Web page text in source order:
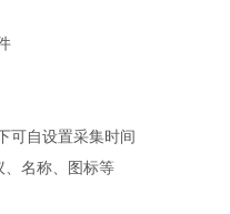
可自设置采集时间
名称、图标等